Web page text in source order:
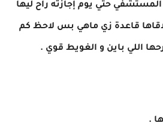
حتي يوم إجازته راح ليها
قاعدة زي ماهي بس لاحظ كم
اللي باين و الغويط قوي .
.